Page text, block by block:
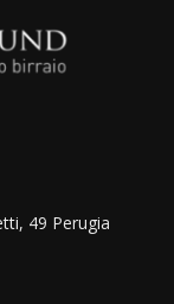
49 Perugia